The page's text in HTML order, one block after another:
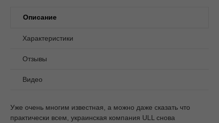
Описание
Характеристики
Отзывы
Видео
Уже очень многим известная, а можно даже сказать что
практически всем, украинская компания ULL снова